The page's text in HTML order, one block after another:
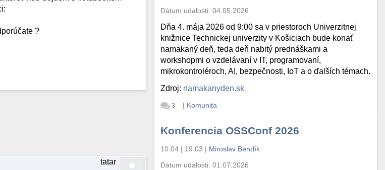
?
tatar
Dátum udalosti:04.05.2026
Dňa 4. mája 2026 od 9:00 sa v priestoroch Univerzitnej
knižnice Technickej univerzity v Košiciach bude konať
namakaný deň, teda deň nabitý prednáškami a
workshopmi o vzdelávaní v IT, programovaní,
mikrokontroléroch, AI, bezpečnosti, IoT a o ďalších témach.
Zdroj: namakanyden.sk
3 | Komunita
Konferencia OSSConf 2026
10.04 | 19:03 | Miroslav Bendík
Dátum udalosti:01.07.2026